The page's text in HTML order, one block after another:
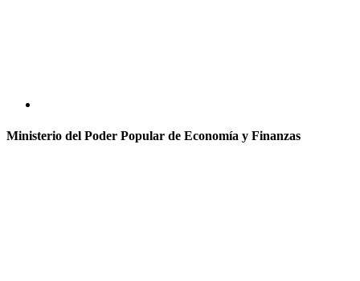
Ministerio del Poder Popular de Economía y Finanzas